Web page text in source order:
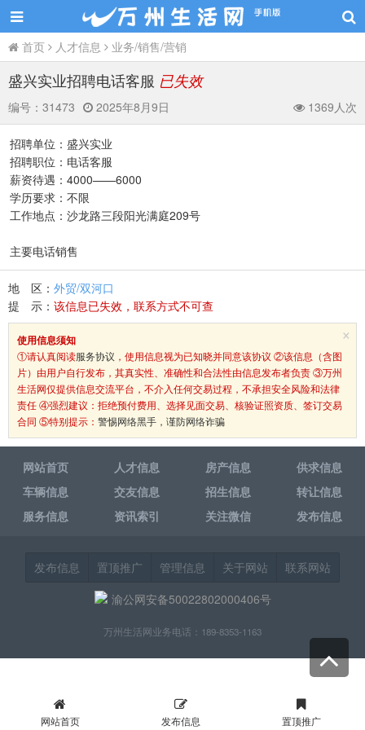
首页 人才信息 业务/销售/营销
盛兴实业招聘电话客服 已失效
编号： 31473 2025年8月9日 1369人次
招聘单位：盛兴实业
招聘职位：电话客服
薪资待遇：4000——6000
学历要求：不限
工作地点：沙龙路三段阳光满庭209号
主要电话销售
地 区： 外贸/双河口
提 示： 该信息已失效，联系方式不可查
×
使用信息须知
①请认真阅读服务协议 ，使用信息视为已知晓并同意该协议 ②该信息（含图
片）由用户自行发布，其真实性、准确性和合法性由信息发布者负责 ③万州
生活网仅提供信息交流平台，不介入任何交易过程，不承担安全风险和法律
责任 ④强烈建议：拒绝预付费用、选择见面交易、核验证照资质、签订交易
合同 ⑤特别提示： 警惕网络黑手，谨防网络诈骗
网站首页 人才信息 房产信息
供求信息
车辆信息
交友信息 招生信息
转让信息
服务信息
资讯索引 关注微信 发布信息
发布信息 置顶推广 管理信息 关于网站
联系网站
渝公网安备50022802000406号
万州生活网业务电话：189-8353-1163
网站首页 发布信息 置顶推广